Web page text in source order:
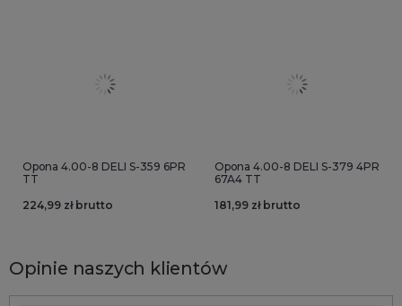
Opona 4.00-8 DELI S-359 6PR
TT
224,99 zł brutto
Opona 4.00-8 DELI S-379 4PR
67A4 TT
181,99 zł brutto
Opinie naszych klientów